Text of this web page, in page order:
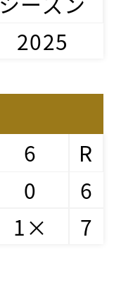
2025
6
R
0
6
1× 7